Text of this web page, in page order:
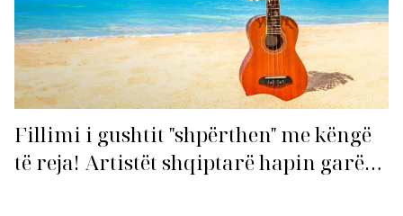
Fillimi i gushtit "shpërthen" me këngë
të reja! Artistët shqiptarë hapin garën